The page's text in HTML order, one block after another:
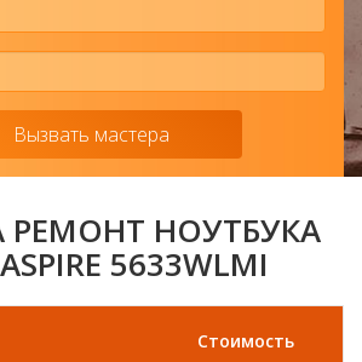
Вызвать мастера
РЕМОНТ НОУТБУКА
5633WLMI
Стоимость